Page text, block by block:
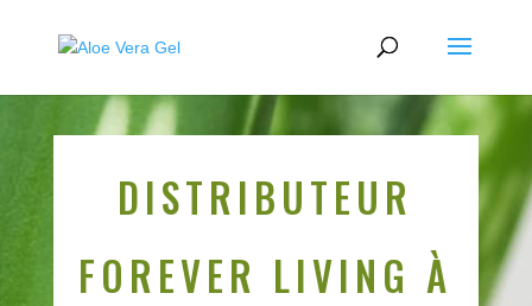
DISTRIBUTEUR
FOREVER LIVING À